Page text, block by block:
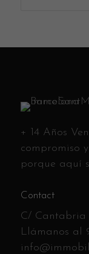
+ 14 Años
compromiso
porque aquí
Contact
C/ Cantabria
Llámanos al